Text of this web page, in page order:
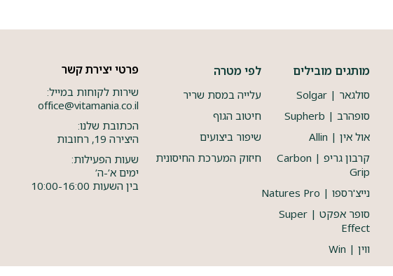
מותגים מובילים
סולגאר | Solgar
סופהרב | Supherb
אול אין | Allin
קרבון גריפ | Carbon
Grip
נייצ'רספו | Natures Pro
סופר אפקט | Super
Effect
ווין | Win
דיימטייז | Dymatize
לפי מטרה
עלייה במסת שריר
חיטוב הגוף
שיפור ביצועים
חיזוק המערכת החיסונית
פרטי יצירת קשר
שירות לקוחות במייל:
office@vitamania.co.il
הכתובת שלנו:
היצירה 19, רחובות
שעות הפעילות:
ימים א’-ה’
בין השעות 10:00-16:00